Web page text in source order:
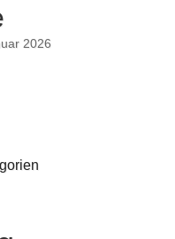
2026